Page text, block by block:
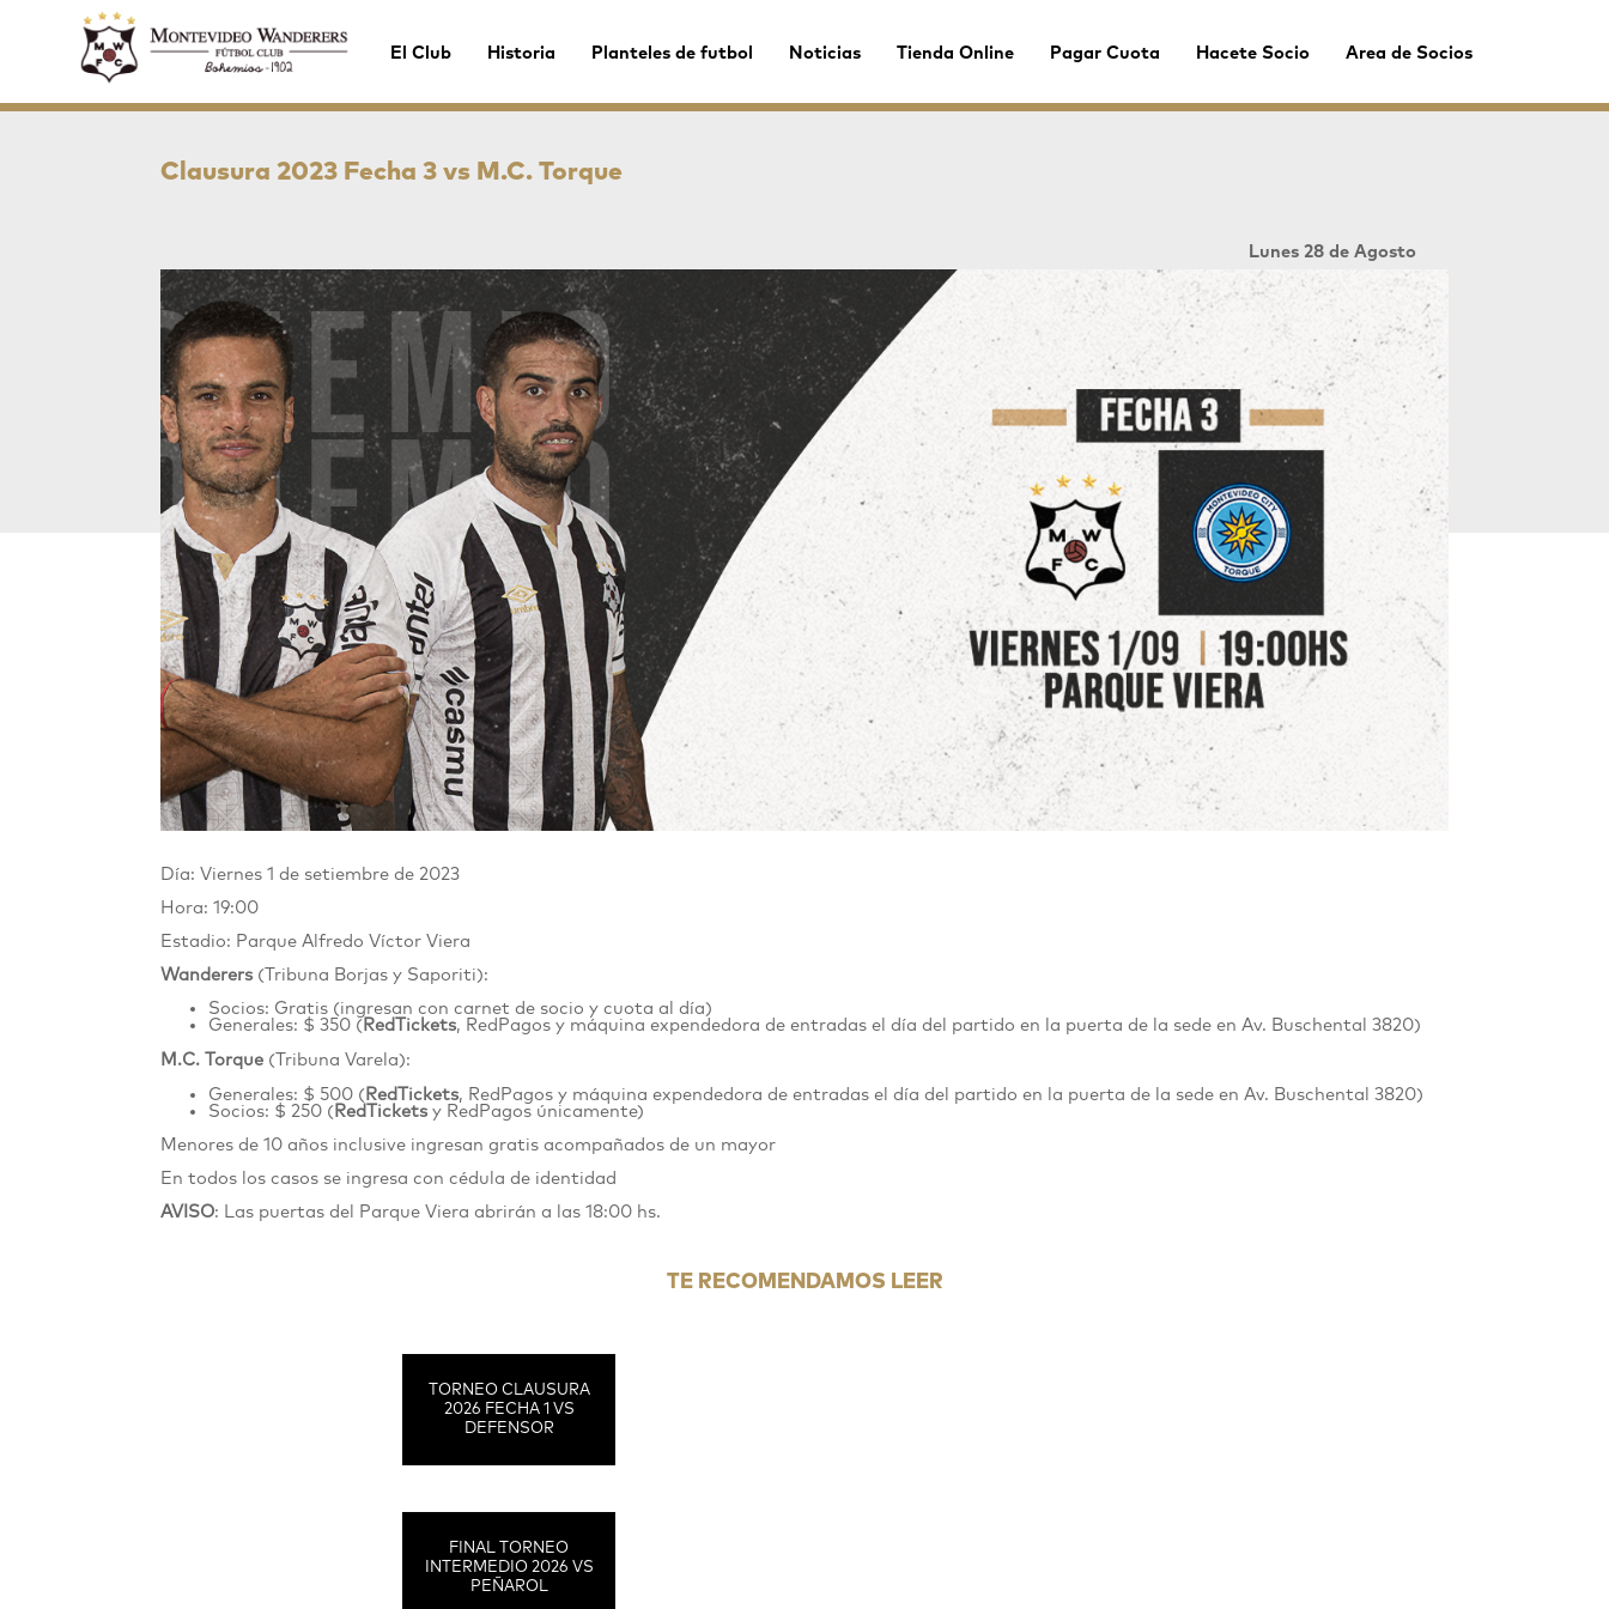
El Club Historia Planteles de futbol Noticias Tienda Online Pagar Cuota Hacete Socio Area de Socios
Clausura 2023 Fecha 3 vs M.C. Torque
Lunes 28 de Agosto
Día: Viernes 1 de setiembre de 2023
Hora: 19:00
Estadio: Parque Alfredo Víctor Viera
Wanderers (Tribuna Borjas y Saporiti):
Socios: Gratis (ingresan con carnet de socio y cuota al día)
Generales: $ 350 ( RedTickets, RedPagos y máquina expendedora de entradas el día del partido en la puerta de la sede enAv. Buschental 3820)
M.C. Torque (Tribuna Varela):
Generales: $ 500 ( RedTickets, RedPagosy máquina expendedora de entradas el día del partido en la puerta de la sede enAv. Buschental 3820)
Socios: $ 250 ( RedTickets y RedPagos únicamente)
Menores de 10 años inclusive ingresan gratis acompañados de un mayor
En todos los casos se ingresa con cédula de identidad
AVISO: Las puertas del Parque Viera abrirán a las 18:00 hs.
TE RECOMENDAMOS LEER
TORNEO CLAUSURA
2026 FECHA 1 VS
DEFENSOR
FINAL TORNEO
INTERMEDIO 2026 VS
PEÑAROL